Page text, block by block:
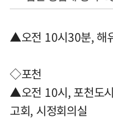
▲오전 10시30분, 해
◇포천
▲오전 10시, 포천도
고회, 시정회의실